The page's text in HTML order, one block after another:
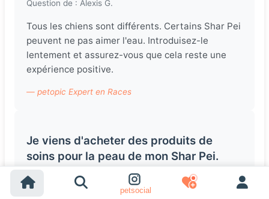
petsocial
Question de : Alexis G.
Tous les chiens sont différents. Certains Shar Pei
peuvent ne pas aimer l'eau. Introduisez-le
lentement et assurez-vous que cela reste une
expérience positive.
— petopic Expert en Races
Je viens d'acheter des produits de
soins pour la peau de mon Shar Pei.
Est-ce que c'est vraiment nécessaire ?